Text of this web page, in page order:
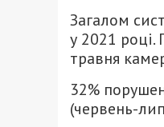
Загалом
у 2021
травня
32%
(червень-